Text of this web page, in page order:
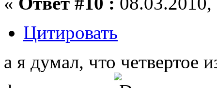
Цитировать
а я думал, что четвертое